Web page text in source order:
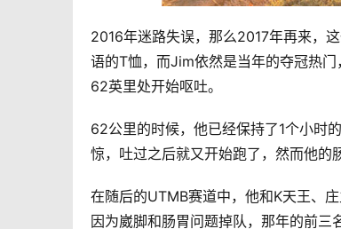
2016年迷路失误，那么2017年再来，
语的T恤，而Jim依然是当年的夺冠热
62英里处开始呕吐。
62公里的时候，他已经保持了1个小时
惊，吐过之后就又开始跑了，然而他的
在随后的UTMB赛道中，他和K天王、
因为崴脚和肠胃问题掉队，那年的前三